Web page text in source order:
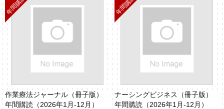
作業療法ジャーナル（冊子版）
年間購読（2026年1月-12月）
ナーシングビジネス（冊子版）
年間購読（2026年1月-12月）